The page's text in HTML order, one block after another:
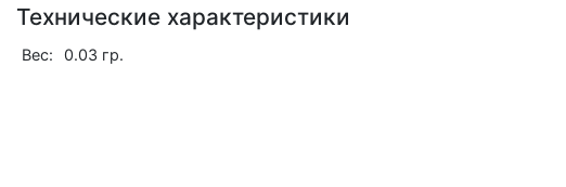
Технические характеристики
Вес: 0.03 гр.